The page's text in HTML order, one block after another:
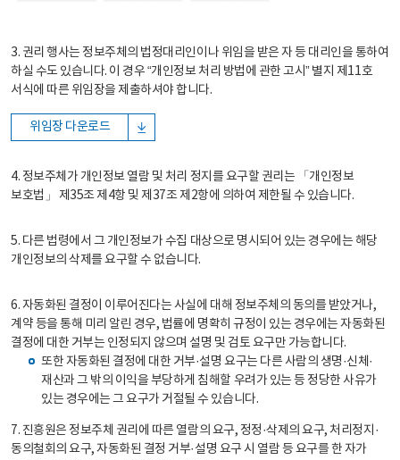
3. 권리 행사는 정보주체의 법정대리인이나 위임을 받은 자 등 대리인을 통하여
하실 수도 있습니다. 이 경우 “개인정보 처리 방법에 관한 고시” 별지 제11호
서식에 따른 위임장을 제출하셔야 합니다.
위임장 다운로드
4. 정보주체가 개인정보 열람 및 처리 정지를 요구할 권리는 「개인정보
보호법」 제35조 제4항 및 제37조 제2항에 의하여 제한될 수 있습니다.
5. 다른 법령에서 그 개인정보가 수집 대상으로 명시되어 있는 경우에는 해당
개인정보의 삭제를 요구할 수 없습니다.
6. 자동화된 결정이 이루어진다는 사실에 대해 정보주체의 동의를 받았거나,
계약 등을 통해 미리 알린 경우, 법률에 명확히 규정이 있는 경우에는 자동화된
결정에 대한 거부는 인정되지 않으며 설명 및 검토 요구만 가능합니다.
또한 자동화된 결정에 대한 거부·설명 요구는 다른 사람의 생명·신체·
재산과 그 밖의 이익을 부당하게 침해할 우려가 있는 등 정당한 사유가
있는 경우에는 그 요구가 거절될 수 있습니다.
7. 진흥원은 정보주체 권리에 따른 열람의 요구, 정정·삭제의 요구, 처리정지·
동의철회의 요구, 자동화된 결정 거부·설명 요구 시 열람 등 요구를 한 자가